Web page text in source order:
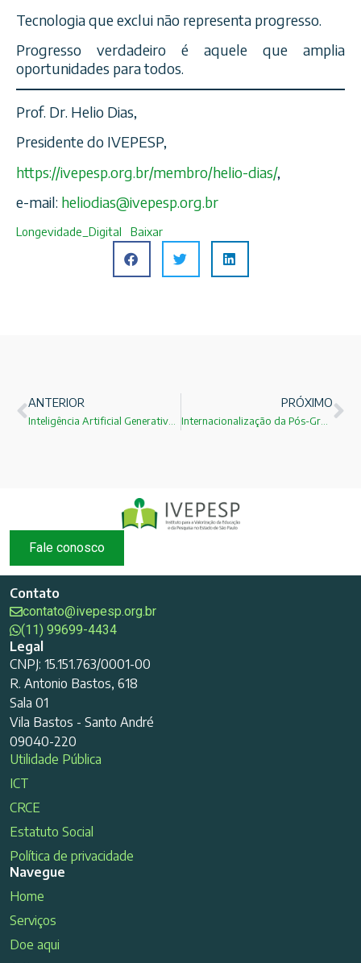
Tecnologia que exclui não representa progresso.
Progresso verdadeiro é aquele que amplia
oportunidades para todos.
Prof. Dr. Helio Dias,
Presidente do IVEPESP,
https://ivepesp.org.br/membro/helio-dias/,
e-mail: heliodias@ivepesp.org.br
Longevidade_Digital Baixar
ANTERIOR
Inteligência Artificial Generativa e Avaliação no Ensino Superior: um desafio que já chegou às universidades
PRÓXIMO
Internacionalização da Pós-Graduação Brasileira: Um Investimento Estratégico que Exige Atualização das Bolsas no Exterior
Fale conosco
Contato
contato@ivepesp.org.br
(11) 99699-4434
Legal
CNPJ: 15.151.763/0001-00
R. Antonio Bastos, 618
Sala 01
Vila Bastos - Santo André
09040-220
Utilidade Pública
ICT
CRCE
Estatuto Social
Política de privacidade
Navegue
Home
Serviços
Doe aqui